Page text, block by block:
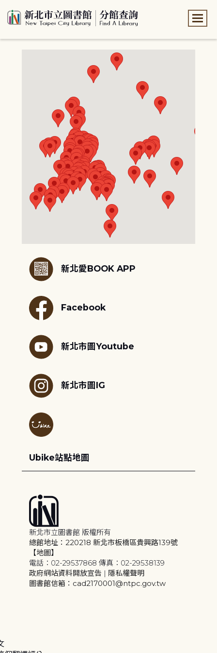
新北愛BOOK APP
Facebook
新北市圖Youtube
新北市圖IG
Ubike站點地圖
新北市立圖書館 版權所有
總館地址：220218 新北市板橋區貴興路139號
【地圖】
電話：02-29537868 傳真：02-29538139
政府網站資料開放宣告 | 隱私權聲明
圖書館信箱：cad2170001@ntpc.gov.tw